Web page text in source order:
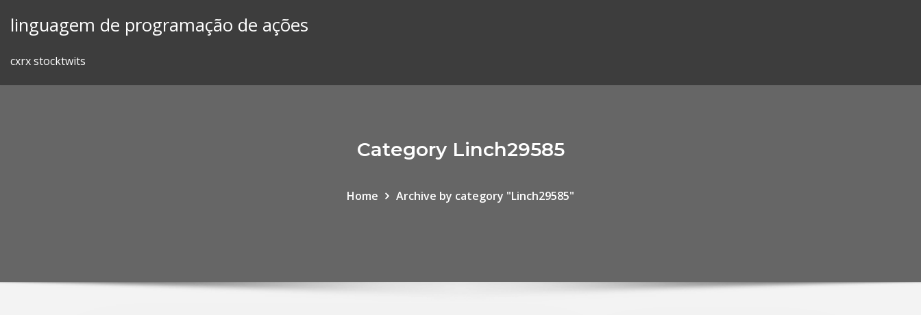
linguagem de programação de ações
cxrx stocktwits
Category Linch29585
Home Archive by category "Linch29585"